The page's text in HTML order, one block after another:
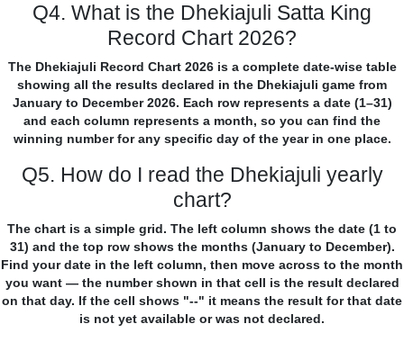
Q4. What is the Dhekiajuli Satta King
Record Chart 2026?
The Dhekiajuli Record Chart 2026 is a complete date-wise table
showing all the results declared in the Dhekiajuli game from
January to December 2026. Each row represents a date (1–31)
and each column represents a month, so you can find the
winning number for any specific day of the year in one place.
Q5. How do I read the Dhekiajuli yearly
chart?
The chart is a simple grid. The left column shows the date (1 to
31) and the top row shows the months (January to December).
Find your date in the left column, then move across to the month
you want — the number shown in that cell is the result declared
on that day. If the cell shows "--" it means the result for that date
is not yet available or was not declared.